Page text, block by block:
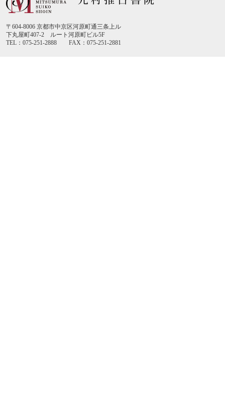
〒604-8006 京都市中京区河原町通三条上ル
下丸屋町407-2 ルート河原町ビル5F
TEL：075-251-2888 FAX：075-251-2881